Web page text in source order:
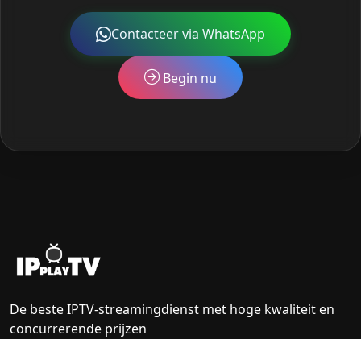
Contacteer via WhatsApp
Begin nu
De beste IPTV-streamingdienst met hoge kwaliteit en
concurrerende prijzen